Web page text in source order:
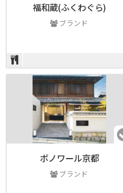
福和蔵(ふくわぐら)
ブランド
​ボノワール京都
ブランド